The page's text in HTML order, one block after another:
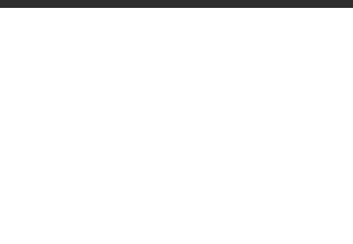
Реквизиты